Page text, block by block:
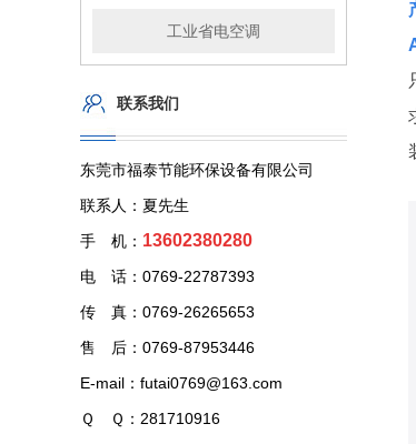
工业省电空调
联系我们
东莞市福泰节能环保设备有限公司
联系人：夏先生
手 机： 13602380280
电 话：0769-22787393
传 真：0769-26265653
售 后：0769-87953446
E-mail：futai0769@163.com
Ｑ Ｑ：281710916